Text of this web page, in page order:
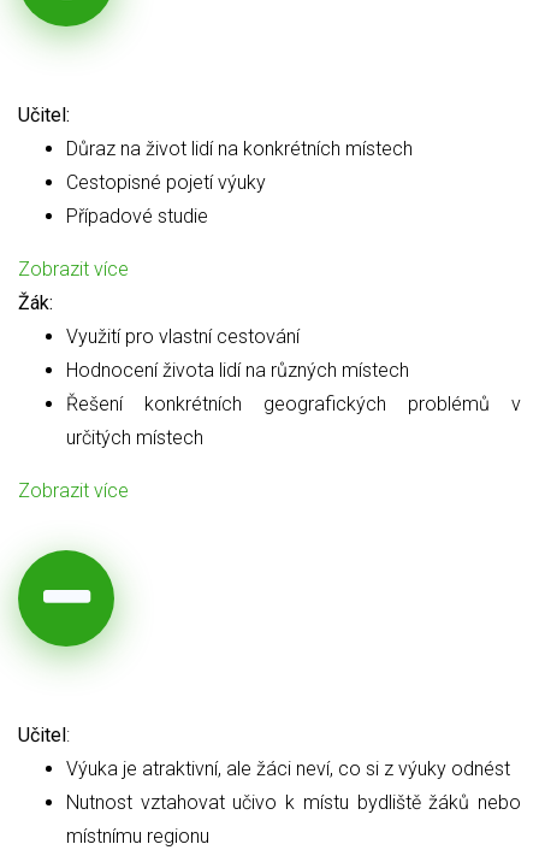
Učitel:
Důraz na život lidí na konkrétních místech
Cestopisné pojetí výuky
Případové studie
Zobrazit více
Žák:
Využití pro vlastní cestování
Hodnocení života lidí na různých místech
Řešení konkrétních geografických problémů v
určitých místech
Zobrazit více
Učitel :
Výuka je atraktivní, ale žáci neví, co si z výuky odnést
Nutnost vztahovat učivo k místu bydliště žáků nebo
místnímu regionu